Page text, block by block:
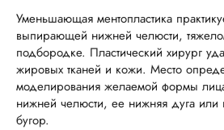
Уменьшающая ментопластика
выпирающей нижней челюсти,
подбородке. Пластический хирург
жировых тканей и кожи. Место
моделирования желаемой формы
нижней челюсти, ее нижняя дуга
бугор.